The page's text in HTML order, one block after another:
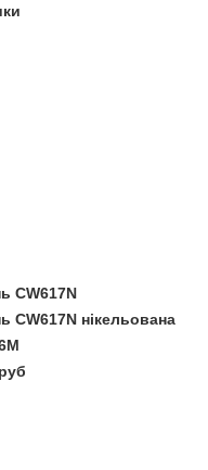
CW617N
CW617N нікельована